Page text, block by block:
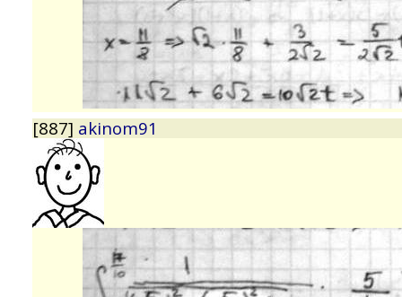
[887] akinom91